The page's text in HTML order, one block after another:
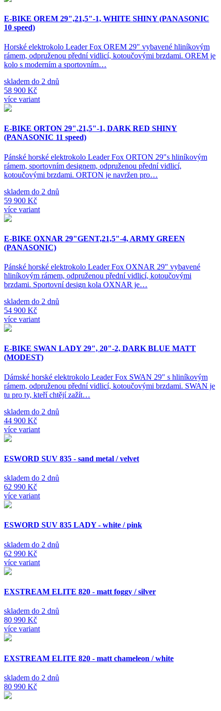
E-BIKE OREM 29",21,5"-1, WHITE SHINY (PANASONIC
10 speed)
Horské elektrokolo Leader Fox OREM 29" vybavené hliníkovým
rámem, odpruženou přední vidlicí, kotoučovými brzdami. OREM je
kolo s moderním a sportovním…
skladem do 2 dnů
58 900 Kč
více variant
E-BIKE ORTON 29",21,5"-1, DARK RED SHINY
(PANASONIC 11 speed)
Pánské horské elektrokolo Leader Fox ORTON 29"s hliníkovým
rámem, sportovním designem, odpruženou přední vidlicí,
kotoučovými brzdami. ORTON je navržen pro…
skladem do 2 dnů
59 900 Kč
více variant
E-BIKE OXNAR 29"GENT,21,5"-4, ARMY GREEN
(PANASONIC)
Pánské horské elektrokolo Leader Fox OXNAR 29" vybavené
hliníkovým rámem, odpruženou přední vidlicí, kotoučovými
brzdami. Sportovní design kola OXNAR je…
skladem do 2 dnů
54 900 Kč
více variant
E-BIKE SWAN LADY 29", 20"-2, DARK BLUE MATT
(MODEST)
Dámské horské elektrokolo Leader Fox SWAN 29" s hliníkovým
rámem, odpruženou přední vidlicí, kotoučovými brzdami. SWAN je
tu pro ty, kteří chtějí zažít…
skladem do 2 dnů
44 900 Kč
více variant
ESWORD SUV 835 - sand metal / velvet
skladem do 2 dnů
62 990 Kč
více variant
ESWORD SUV 835 LADY - white / pink
skladem do 2 dnů
62 990 Kč
více variant
EXSTREAM ELITE 820 - matt foggy / silver
skladem do 2 dnů
80 990 Kč
více variant
EXSTREAM ELITE 820 - matt chameleon / white
skladem do 2 dnů
80 990 Kč